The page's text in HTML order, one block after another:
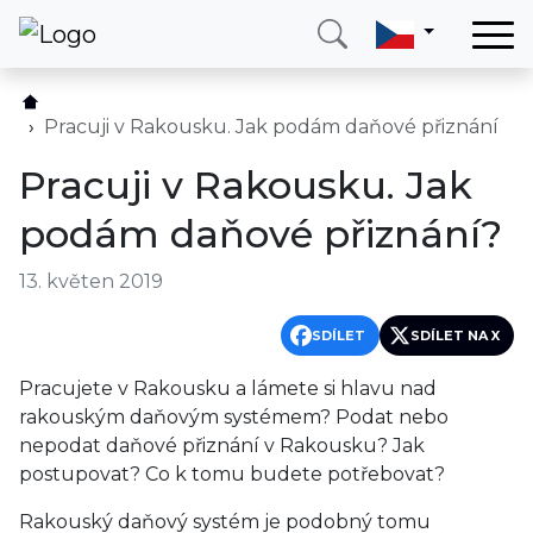
Služby
Země
Blog
Zavolejte mi Přihlásit se
Pracuji v Rakousku. Jak podám daňové přiznání
Pracuji v Rakousku. Jak
podám daňové přiznání?
13. květen 2019
SDÍLET SDÍLET NA X
Pracujete v Rakousku a lámete si hlavu nad
rakouským daňovým systémem? Podat nebo
nepodat daňové přiznání v Rakousku? Jak
postupovat? Co k tomu budete potřebovat?
Rakouský daňový systém je podobný tomu